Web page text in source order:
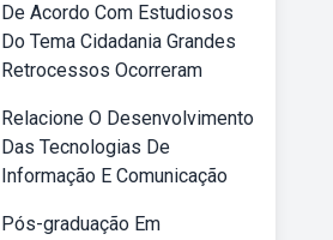
De Acordo Com Estudiosos
Do Tema Cidadania Grandes
Retrocessos Ocorreram
Relacione O Desenvolvimento
Das Tecnologias De
Informação E Comunicação
Pós-graduação Em